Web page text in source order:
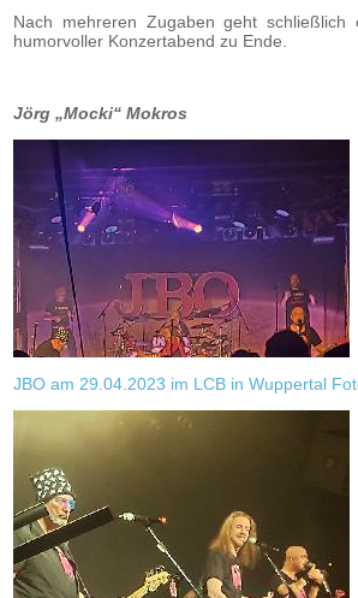
Nach mehreren Zugaben geht schließlich
humorvoller Konzertabend zu Ende.
Jörg „Mocki“ Mokros
JBO am 29.04.2023 im LCB in Wuppertal